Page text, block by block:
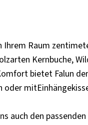
Ihrem Raum
Kernbuche,
bietet Falun
oder
auch den